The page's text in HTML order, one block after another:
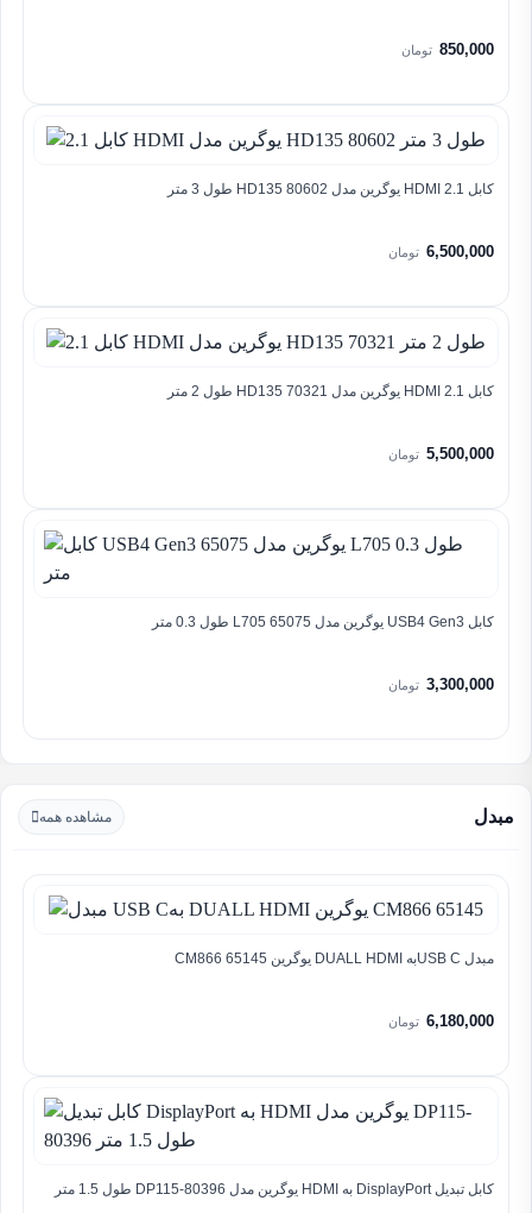
850,000 تومان
کابل 2.1 HDMI یوگرین مدل HD135 80602 طول 3 متر
6,500,000 تومان
کابل 2.1 HDMI یوگرین مدل HD135 70321 طول 2 متر
5,500,000 تومان
کابل USB4 Gen3 یوگرین مدل 65075 L705 طول 0.3 متر
3,300,000 تومان
مبدل مشاهده همه
مبدل USB Cبه DUALL HDMI یوگرین CM866 65145
6,180,000 تومان
کابل تبدیل DisplayPort به HDMI یوگرین مدل DP115-80396 طول 1.5 متر